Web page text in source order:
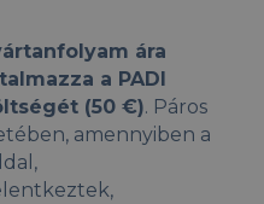
ára
a PADI
(50 €). Páros
amennyiben a